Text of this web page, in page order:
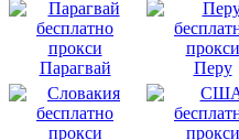
Парагвай Перу